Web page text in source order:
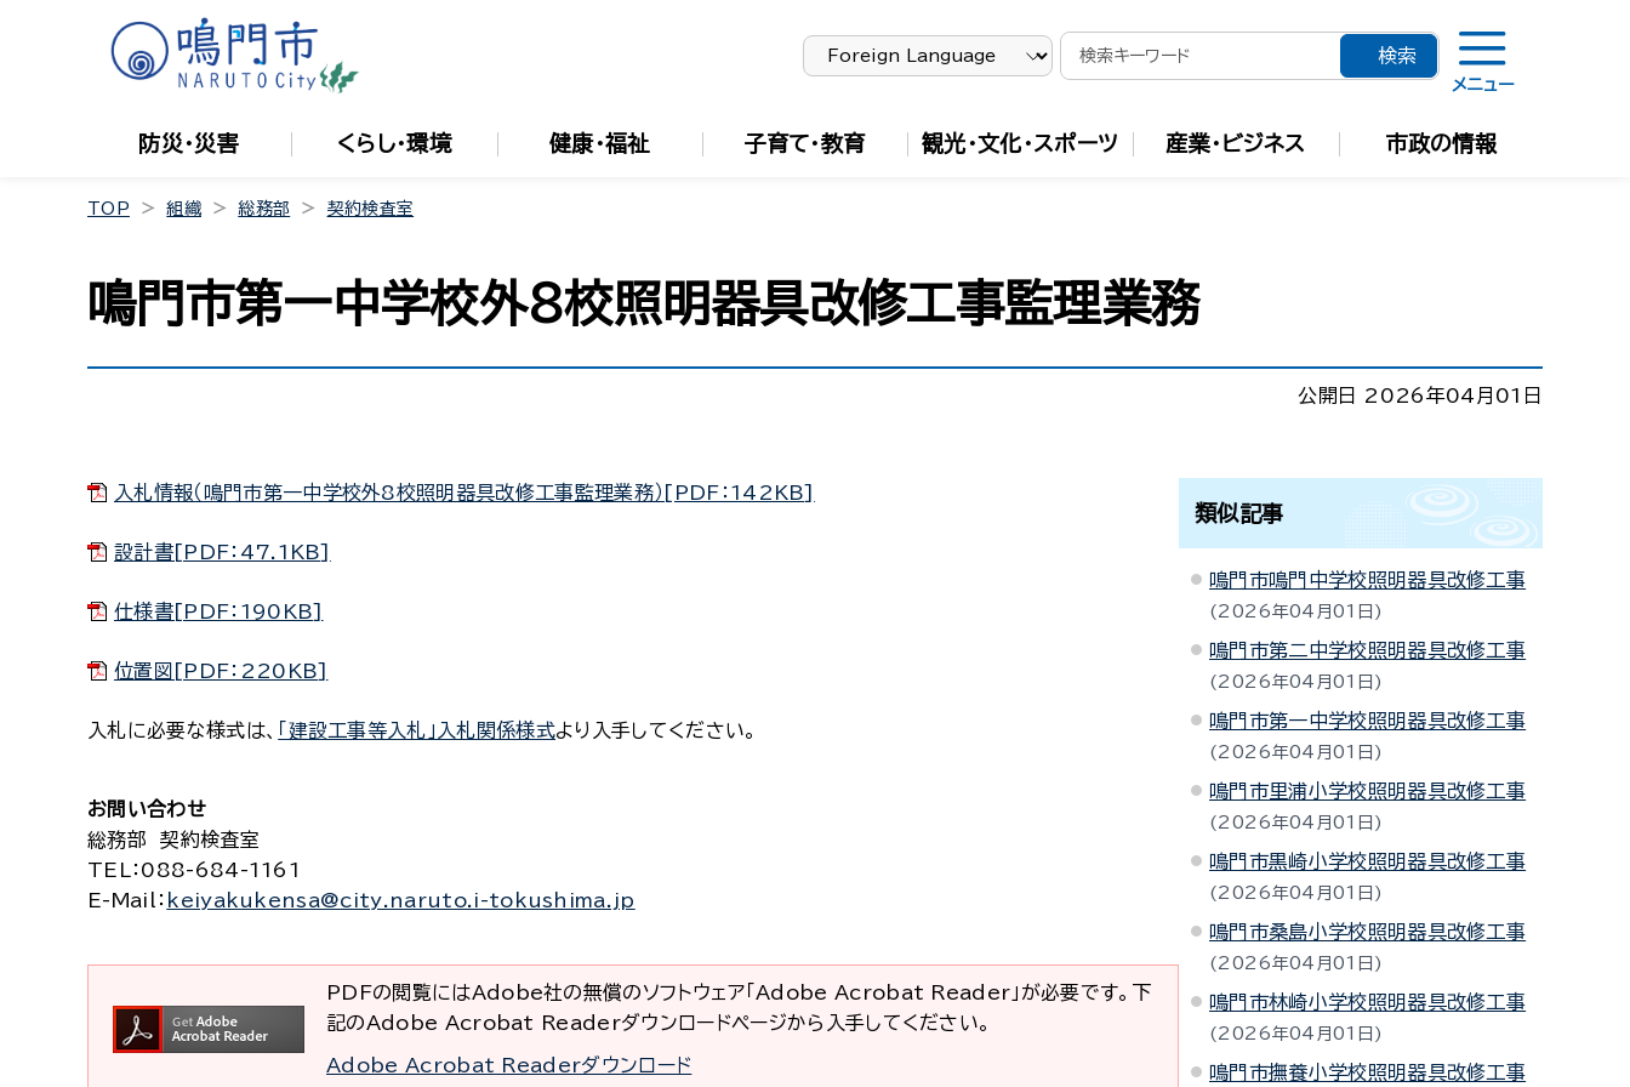
メニュー
防災・災害 くらし・環境 健康・福祉 子育て・教育 観光・文化・スポーツ 産業・ビジネス 市政の情報
TOP 組織 総務部 契約検査室
鳴門市第一中学校外8校照明器具改修工事監理業務
公開日 2026年04月01日
入札情報（鳴門市第一中学校外8校照明器具改修工事監理業務）[PDF：142KB]
設計書[PDF：47.1KB]
仕様書[PDF：190KB]
位置図[PDF：220KB]
入札に必要な様式は、 「建設工事等入札」入札関係様式より入手してください。
お問い合わせ
総務部 契約検査室
TEL
：088-684-1161
E-Mail
： keiyakukensa@city.naruto.i-tokushima.jp
PDFの閲覧にはAdobe社の無償のソフトウェア「Adobe Acrobat Reader」が必要です。下
記のAdobe Acrobat Readerダウンロードページから入手してください。
Adobe Acrobat Readerダウンロード
類似記事
鳴門市鳴門中学校照明器具改修工事
2026年04月01日
鳴門市第二中学校照明器具改修工事
2026年04月01日
鳴門市第一中学校照明器具改修工事
2026年04月01日
鳴門市里浦小学校照明器具改修工事
2026年04月01日
鳴門市黒崎小学校照明器具改修工事
2026年04月01日
鳴門市桑島小学校照明器具改修工事
2026年04月01日
鳴門市林崎小学校照明器具改修工事
2026年04月01日
鳴門市撫養小学校照明器具改修工事